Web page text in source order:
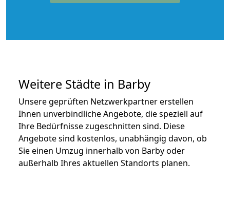
Weitere Städte in Barby
Unsere geprüften Netzwerkpartner erstellen
Ihnen unverbindliche Angebote, die speziell auf
Ihre Bedürfnisse zugeschnitten sind. Diese
Angebote sind kostenlos, unabhängig davon, ob
Sie einen Umzug innerhalb von Barby oder
außerhalb Ihres aktuellen Standorts planen.